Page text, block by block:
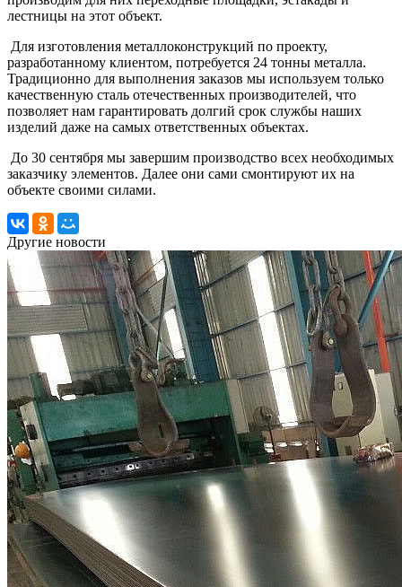
лестницы на этот объект.
Для изготовления металлоконструкций по проекту,
разработанному клиентом, потребуется 24 тонны металла.
Традиционно для выполнения заказов мы используем только
качественную сталь отечественных производителей, что
позволяет нам гарантировать долгий срок службы наших
изделий даже на самых ответственных объектах.
До 30 сентября мы завершим производство всех необходимых
заказчику элементов. Далее они сами смонтируют их на
объекте своими силами.
Другие новости